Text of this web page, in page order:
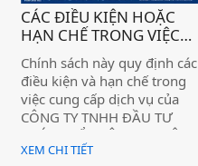
CÁC ĐIỀU KIỆN HOẶC
HẠN CHẾ TRONG VIỆC
CUNG CẤP DỊCH VỤ )
Chính sách này quy định các
điều kiện và hạn chế trong
việc cung cấp dịch vụ của
CÔNG TY TNHH ĐẦU TƯ
PHÁT TRIỂN CÔNG NGHỆ
BIỂN VÀNG nhằm đảm bảo
XEM CHI TIẾT